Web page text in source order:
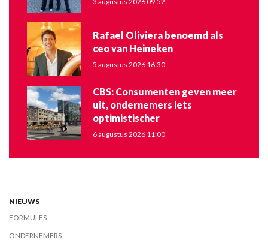
Rafael Oliviera benoemd als
ceo van Heineken
5 augustus 2026 16:30
CBS: Consumenten geven meer
uit, ondernemers iets
optimistischer
6 augustus 2026 11:00
NIEUWS
FORMULES
ONDERNEMERS